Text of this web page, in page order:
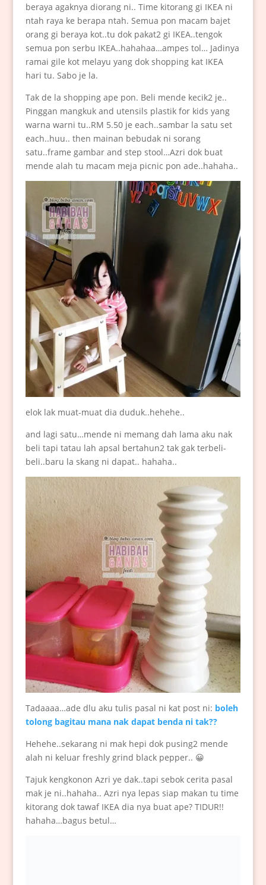
beraya agaknya diorang ni.. Time kitorang gi IKEA ni
ntah raya ke berapa ntah. Semua pon macam bajet
orang gi beraya kot..tu dok pakat2 gi IKEA..tengok
semua pon serbu IKEA..hahahaa…ampes tol… Jadinya
ramai gile kot melayu yang dok shopping kat IKEA
hari tu. Sabo je la.
Tak de la shopping ape pon. Beli mende kecik2 je..
Pinggan mangkuk and utensils plastik for kids yang
warna warni tu..RM 5.50 je each..sambar la satu set
each..huu.. then mainan bebudak ni sorang
satu..frame gambar and step stool…Azri dok buat
mende alah tu macam meja picnic pon ade..hahaha..
elok lak muat-muat dia duduk..hehehe..
and lagi satu…mende ni memang dah lama aku nak
beli tapi tatau lah apsal bertahun2 tak gak terbeli-
beli..baru la skang ni dapat.. hahaha..
Tadaaaa…ade dlu aku tulis pasal ni kat post ni: boleh
tolong bagitau mana nak dapat benda ni tak??
Hehehe..sekarang ni mak hepi dok pusing2 mende
alah ni keluar freshly grind black pepper.. 😀
Tajuk kengkonon Azri ye dak..tapi sebok cerita pasal
mak je ni..hahaha.. Azri nya lepas siap makan tu time
kitorang dok tawaf IKEA dia nya buat ape? TIDUR!!
hahaha…bagus betul…